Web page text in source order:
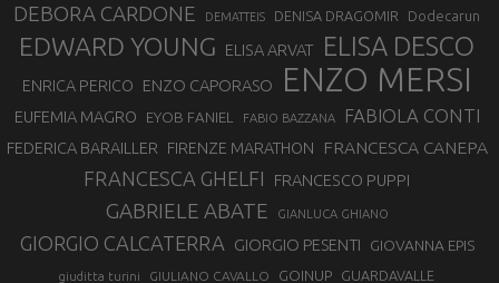
DEBORA CARDONE DEMATTEIS DENISA DRAGOMIR Dodecarun
EDWARD YOUNG ELISA ARVAT ELISA DESCO
ENRICA PERICO ENZO CAPORASO ENZO MERSI
EUFEMIA MAGRO EYOB FANIEL FABIO BAZZANA FABIOLA CONTI
FEDERICA BARAILLER FIRENZE MARATHON FRANCESCA CANEPA
FRANCESCA GHELFI FRANCESCO PUPPI
GABRIELE ABATE GIANLUCA GHIANO
GIORGIO CALCATERRA GIORGIO PESENTI GIOVANNA EPIS
giuditta turini GIULIANO CAVALLO GOINUP GUARDAVALLE